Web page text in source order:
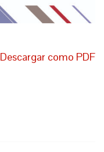
Descargar como PDF